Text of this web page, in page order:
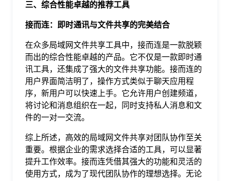
三、综合性能卓越的推荐工具
接而连：即时通讯与文件共享的完美结合
在众多局域网文件共享工具中，接而连是一款脱颖
而出的综合性能卓越的产品。它不仅是一款即时通
讯工具，还集成了强大的文件共享功能。接而连的
用户界面简洁明了，操作方式类似于聊天应用程
序，新用户可以快速上手。它允许用户创建频道，
将讨论和消息组织在一起，同时支持私人消息和文
件的一对一交流。
综上所述，高效的局域网文件共享对团队协作至关
重要。根据企业的需求选择合适的工具，可以显著
提升工作效率。接而连凭借其强大的功能和灵活的
使用方式，成为了现代团队协作的理想选择。无论